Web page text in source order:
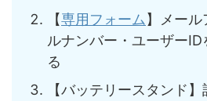
【専用フォーム】メール
ルナンバー・ユーザー
る
【バッテリースタンド